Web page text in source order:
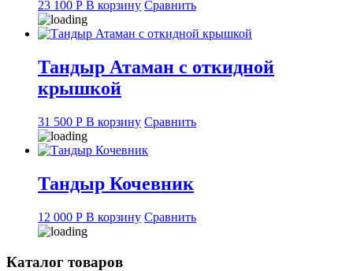
23 100 Р В корзину Сравнить
Тандыр Атаман с откидной
крышкой
31 500 Р В корзину Сравнить
Тандыр Кочевник
12 000 Р В корзину Сравнить
Каталог товаров